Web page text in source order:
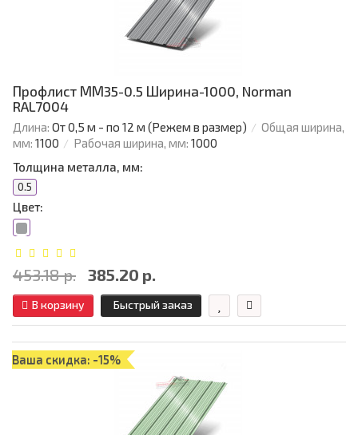
Профлист ММ35-0.5 Ширина-1000, Norman
RAL7004
Длина: От 0,5 м - по 12 м (Режем в размер)
Общая ширина,
мм: 1100 Рабочая ширина, мм: 1000
Толщина металла, мм:
0.5
Цвет:
453.18 р. 385.20 р.
В корзину Быстрый заказ
Ваша скидка: -15%